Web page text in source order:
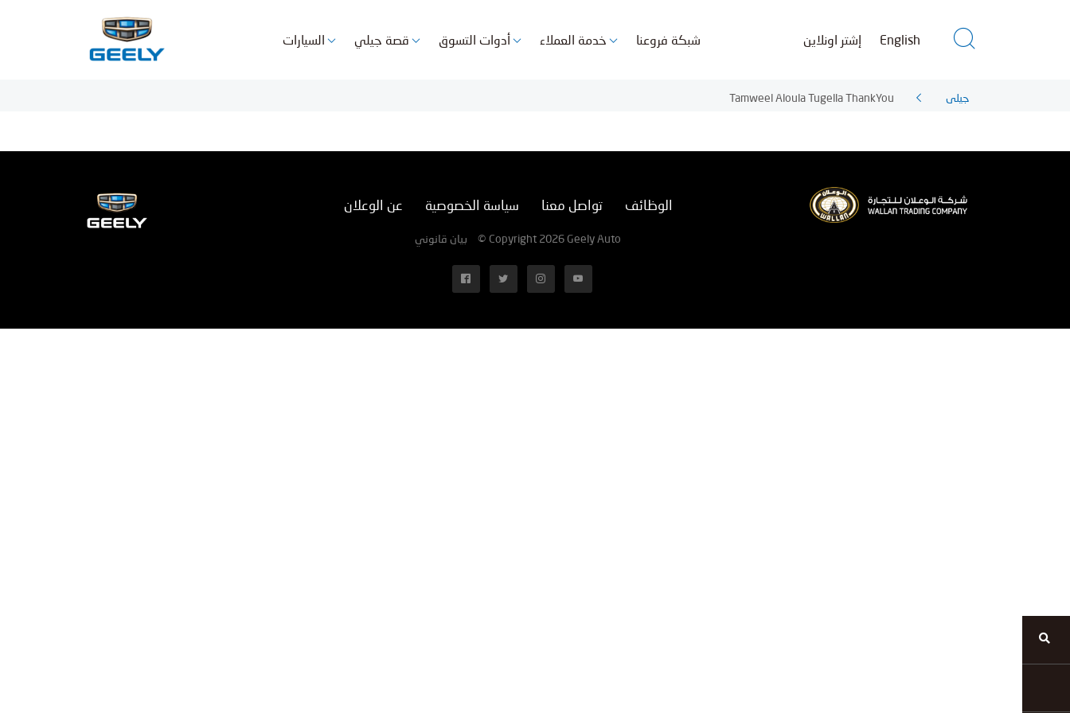
السيارات قصة جيلي أدوات التسوق خدمة العملاء شبكة فروعنا إشتر اونلاين English
Tamweel Aloula Tugella ThankYou جيلي
عن الوعلان سياسة الخصوصية تواصل معنا الوظائف
بيان قانوني © Copyright 2026 Geely Auto